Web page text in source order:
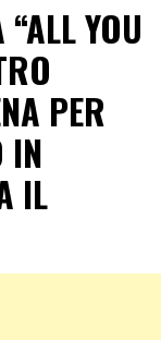
YOU
PER
IN
IL